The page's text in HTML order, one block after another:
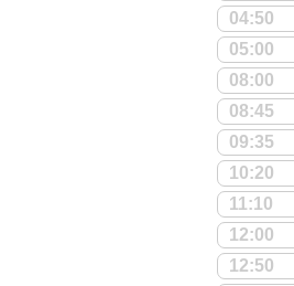
04:50
05:00
08:00
08:45
09:35
10:20
11:10
12:00
12:50